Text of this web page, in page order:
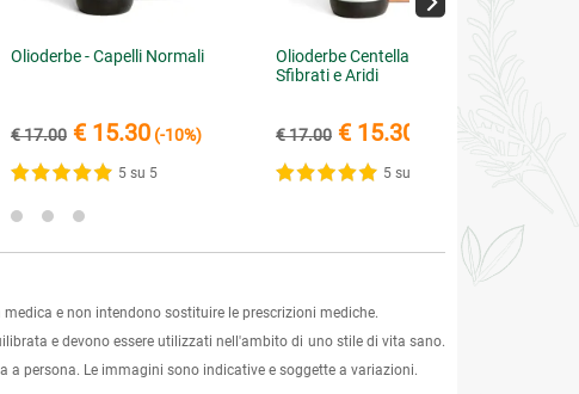
Olioderbe - Capelli Normali
€ 17.00 € 15.30(-10%)
5 su 5
Olioderbe Centella - Capelli
Sfibrati e Aridi
€ 17.00 € 15.30
5 su 5
e non intendono sostituire le prescrizioni mediche.
e devono essere utilizzati nell'ambito di uno stile di vita sano.
persona. Le immagini sono indicative e soggette a variazioni.